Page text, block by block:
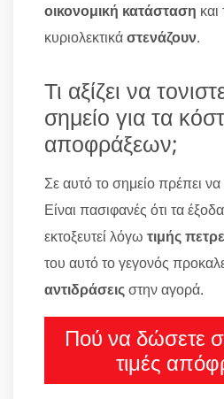
οικονομική κατάσταση
κυριολεκτικάστενάζουν.
Τι αξίζει να
σημείο για τα
αποφράξεων;
Σε αυτό το σημείο πρέπει να
Είναι πασιφανές ότι τα
εκτοξευτεί λόγω τιμής
του αυτό το γεγονός
αντιδράσειςστην αγορά.
Πού να δώσετε
τιμές